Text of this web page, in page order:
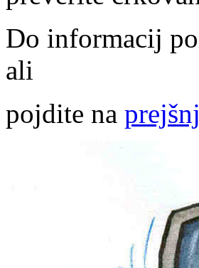
Do informacij
ali
pojdite na